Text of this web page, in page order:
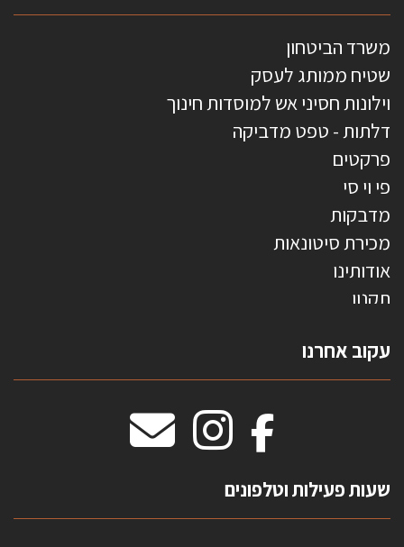
משרד הביטחון
שטיח ממותג לעסק
וילונות חסיני אש למוסדות חינוך
דלתות - טפט מדביקה
פרקטים
פי וי סי
מדבקות
מכירת סיטונאות
אודותינו
תקנון
טפטים משולשים
וילונות חסיני אש
מדבקות אנטי סאן
עקוב אחרנו
שעות פעילות וטלפונים